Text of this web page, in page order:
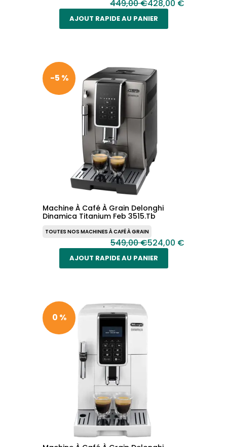
449,00 €428,00 €
AJOUT RAPIDE AU PANIER
-5 %
Machine À Café À Grain Delonghi
Dinamica Titanium Feb 3515.Tb
TOUTES NOS MACHINES À CAFÉ À GRAIN
549,00 €524,00 €
AJOUT RAPIDE AU PANIER
0 %